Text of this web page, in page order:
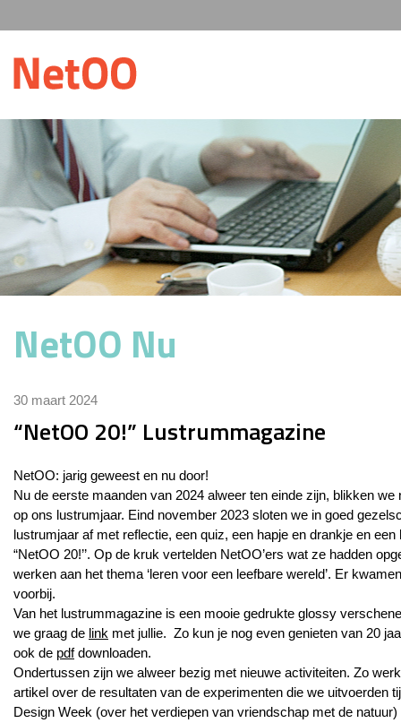
NetOO Nu
30 maart 2024
“NetOO 20!” Lustrummagazine
NetOO: jarig geweest en nu door!
Nu de eerste maanden van 2024 alweer ten einde zijn, blikken we
op ons lustrumjaar. Eind november 2023 sloten we in goed
lustrumjaar af met reflectie, een quiz, een hapje en drankje en
“NetOO 20!’’. Op de kruk vertelden NetOO’ers wat ze hadden
werken aan het thema ‘leren voor een leefbare wereld’. Er
voorbij.
Van het lustrummagazine is een mooie gedrukte glossy
we graag de link met jullie. Zo kun je nog even genieten van 20
ook de pdfdownloaden.
Ondertussen zijn we alweer bezig met nieuwe activiteiten. Zo
artikel over de resultaten van de experimenten die we uitvoerden
Design Week (over het verdiepen van vriendschap met de natuur)